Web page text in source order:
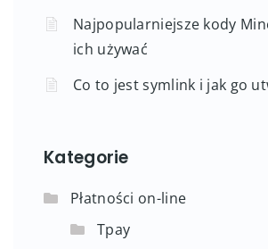
Najpopularniejsze kody
ich używać
Co to jest symlink i jak go
Kategorie
Płatności on-line
Tpay